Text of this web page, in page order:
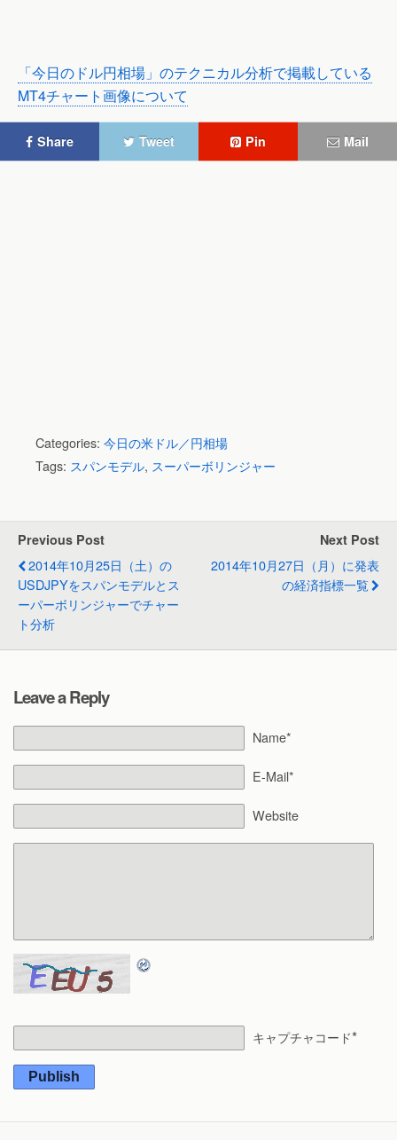
「今日のドル円相場」のテクニカル分析で掲載している
MT4チャート画像について
Share Tweet Pin Mail
Categories: 今日の米ドル／円相場
Tags: スパンモデル, スーパーボリンジャー
Previous Post
2014年10月25日（土）の
USDJPYをスパンモデルとス
ーパーボリンジャーでチャー
ト分析
Next Post
2014年10月27日（月）に発表
の経済指標一覧
Leave a Reply
Name*
E-Mail*
Website
キャプチャコード*
Publish